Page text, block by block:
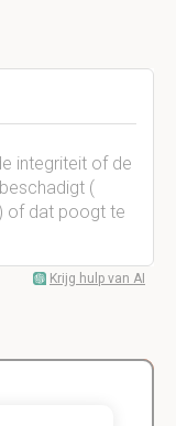
integriteit of de
(
of dat poogt te
Krijg hulp van AI